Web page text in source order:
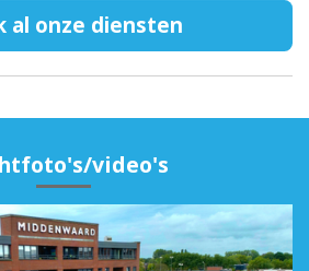
al onze diensten
video's